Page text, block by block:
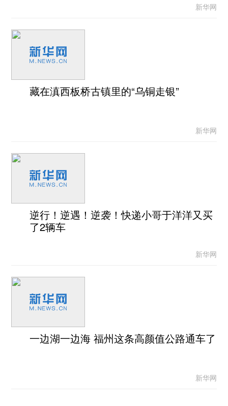
新华网
藏在滇西板桥古镇里的“乌铜走银”
新华网
逆行！逆遇！逆袭！快递小哥于洋洋又买
了2辆车
新华网
一边湖一边海 福州这条高颜值公路通车了
新华网